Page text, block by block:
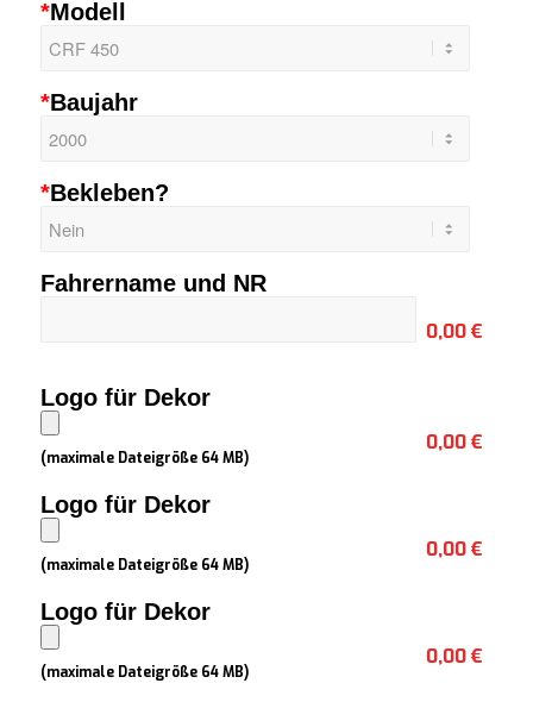
*Modell
*Baujahr
*Bekleben?
Fahrername und NR
0,00 €
Logo für Dekor
(maximale Dateigröße 64 MB)
0,00 €
Logo für Dekor
(maximale Dateigröße 64 MB)
0,00 €
Logo für Dekor
(maximale Dateigröße 64 MB)
0,00 €